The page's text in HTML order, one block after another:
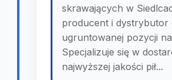
skrawających w
producent i dystrybutor
ugruntowanej pozycji
Specjalizuje się w
najwyższej jakości pił...